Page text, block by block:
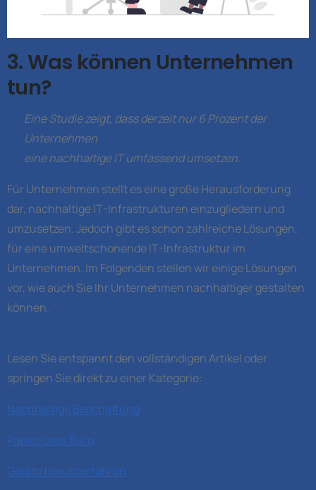
3. Was können Unternehmen
tun?
Eine Studie zeigt, dass derzeit nur 6 Prozent der
Unternehmen
eine nachhaltige IT umfassend umsetzen.
Für Unternehmen stellt es eine große Herausforderung
dar, nachhaltige IT-Infrastrukturen einzugliedern und
umzusetzen. Jedoch gibt es schon zahlreiche Lösungen,
für eine umweltschonende IT-Infrastruktur im
Unternehmen. Im Folgenden stellen wir einige Lösungen
vor, wie auch Sie Ihr Unternehmen nachhaltiger gestalten
können.
Lesen Sie entspannt den vollständigen Artikel oder
springen Sie direkt zu einer Kategorie:
Nachhaltige Beschaffung
Papierloses Büro
Geräte herunterfahren